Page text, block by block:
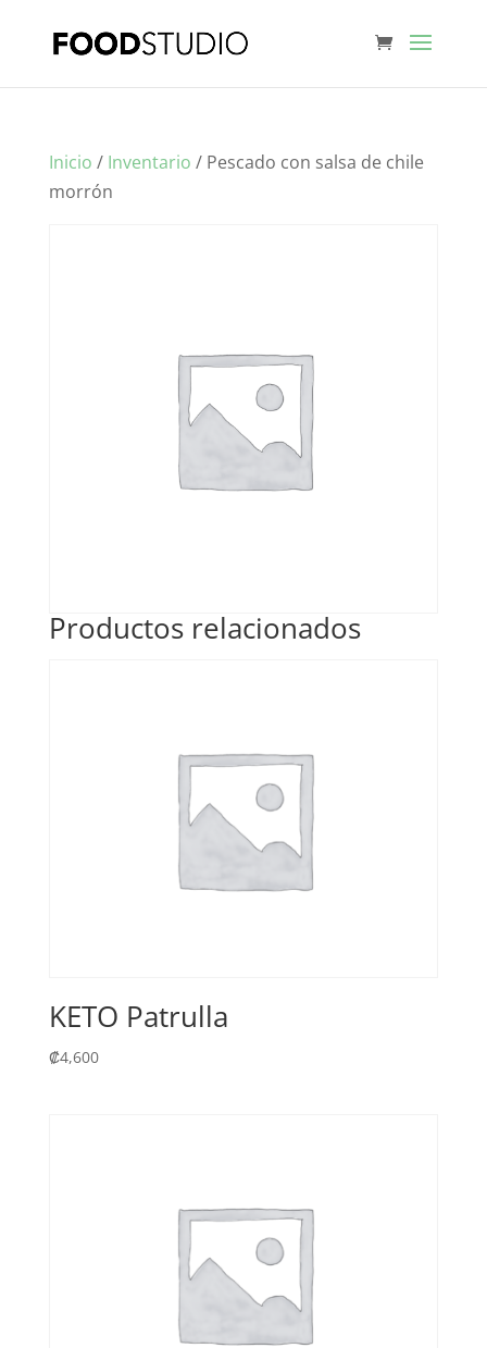
Inicio / Inventario / Pescado con salsa de chile
morrón
Productos relacionados
KETO Patrulla
₡4,600